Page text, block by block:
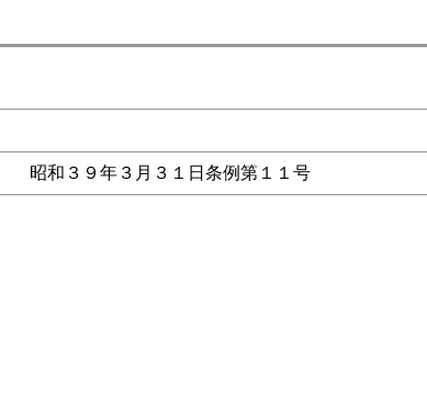
昭和３９年３月３１日条例第１１号